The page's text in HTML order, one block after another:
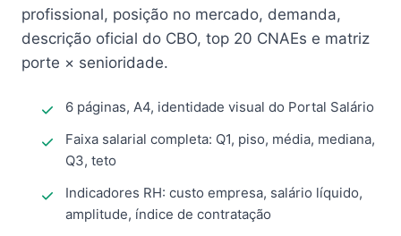
profissional, posição no mercado, demanda,
descrição oficial do CBO, top 20 CNAEs e matriz
porte × senioridade.
6 páginas, A4, identidade visual do Portal Salário
Faixa salarial completa: Q1, piso, média, mediana,
Q3, teto
Indicadores RH: custo empresa, salário líquido,
amplitude, índice de contratação